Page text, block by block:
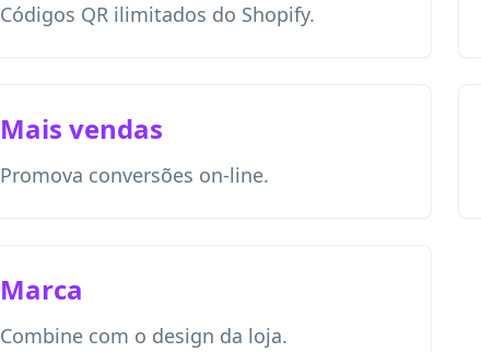
Códigos QR ilimitados do Shopify.
Mais vendas
Promova conversões on-line.
Marca
Combine com o design da loja.